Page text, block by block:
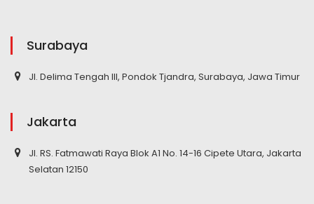
Surabaya
Jl. Delima Tengah III, Pondok Tjandra, Surabaya, Jawa Timur
Jakarta
Jl. RS. Fatmawati Raya Blok A1 No. 14-16 Cipete Utara, Jakarta
Selatan 12150